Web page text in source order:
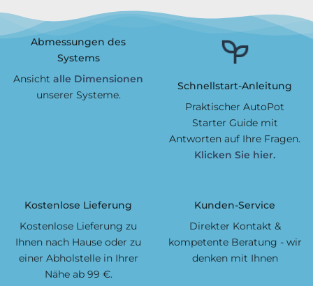
Abmessungen des
Systems
Ansicht alle Dimensionen
unserer Systeme.
Schnellstart-Anleitung
Praktischer AutoPot
Starter Guide mit
Antworten auf Ihre Fragen.
Klicken Sie hier.
Kostenlose Lieferung
Kostenlose Lieferung zu
Ihnen nach Hause oder zu
einer Abholstelle in Ihrer
Nähe ab 99 €.
Kunden-Service
Direkter Kontakt &
kompetente Beratung - wir
denken mit Ihnen